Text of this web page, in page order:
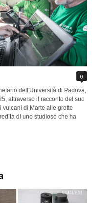
0
dell'Università di Padova,
attraverso il racconto del suo
vulcani di Marte alle grotte
di uno studioso che ha